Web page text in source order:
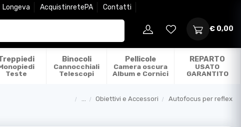
Longeva AcquistinretePA Contatti
€ 0,00
Teste
Binocoli
Cannocchiali
Telescopi
Pellicole
Camera oscura
Album e Cornici
REPARTO
USATO
GARANTITO
Obiettivi e Accessori Autofocus per reflex